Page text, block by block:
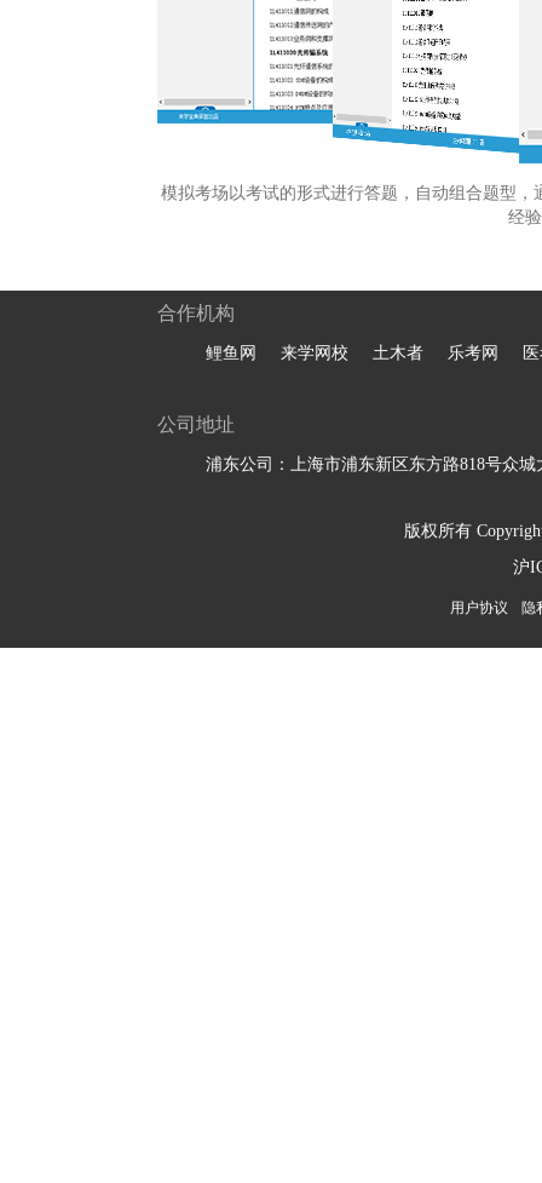
模拟考场以考试的形式进行答题，自动组合题型
经
合作机构
鲤鱼网 来学网校 土木者 乐考网
公司地址
浦东公司：上海市浦东新区东方路818号众城
版权所有
沪
用户协议 隐